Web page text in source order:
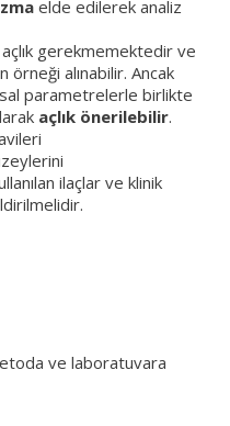
elde edilerek analiz
gerekmemektedir ve
alınabilir. Ancak
parametrelerle birlikte
açlık önerilebilir.
ilaçlar ve klinik
ve laboratuvara